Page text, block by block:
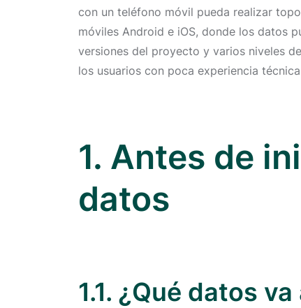
con un teléfono móvil pueda realizar
móviles Android e iOS, donde los datos
versiones del proyecto y varios niveles
los usuarios con poca experiencia
1. Antes de
datos
1.1. ¿Qué datos